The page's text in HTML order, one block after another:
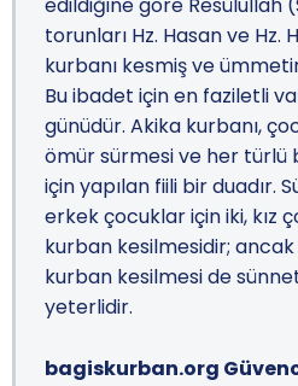
torunları Hz. Hasan ve Hz.
kurbanı kesmiş ve
Bu ibadet için en faziletli
günüdür. Akika kurbanı,
ömür sürmesi ve her türlü
için yapılan fiili bir duadır.
erkek çocuklar için iki, kız
kurban kesilmesidir;
kurban kesilmesi de
yeterlidir.
bagiskurban.org